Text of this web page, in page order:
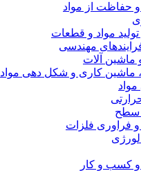
حفاظت از مواد
مواد و قطعات
مهندسی
آلات
ماشین کاری و شکل دهی مواد
سطح
و فراوری فلزات
کسب و کار